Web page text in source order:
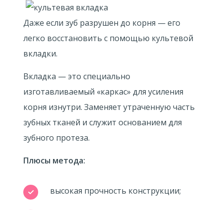
Даже если зуб разрушен до корня — его
легко восстановить с помощью культевой
вкладки.
Вкладка — это специально
изготавливаемый «каркас» для усиления
корня изнутри. Заменяет утраченную часть
зубных тканей и служит основанием для
зубного протеза.
Плюсы метода:
высокая прочность конструкции;